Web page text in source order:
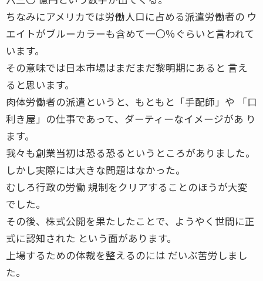
ちなみにアメリカでは労働人口に占める派遣労働者の ウ
エイトがブルーカラーも含めて一〇％ぐらいと言われて
います。
その意味では日本市場はまだまだ黎明期にあると 言え
ると思います。
――肉体労働者の派遣というと、もともと「手配師」や 「口
利き屋」の仕事であって、ダーティーなイメージがあ り
ます。
我々も創業当初は恐る恐るというところがありました。
しかし実際には大きな問題はなかった。
むしろ行政の労働 規制をクリアすることのほうが大変
でした。
その後、株式公開を果たしたことで、ようやく世間に正
式に認知された という面があります。
上場するための体裁を整えるのには だいぶ苦労しまし
た。